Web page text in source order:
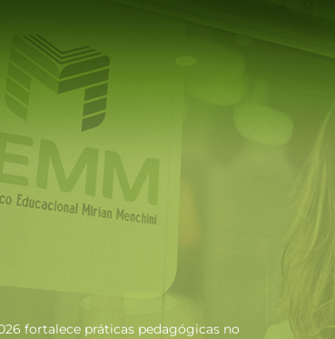
fortalece práticas pedagógicas no